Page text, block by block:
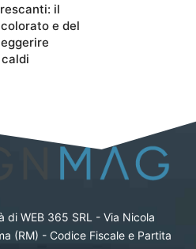
il
e del
caldi
di WEB 365 SRL - Via Nicola
(RM) - Codice Fiscale e Partita